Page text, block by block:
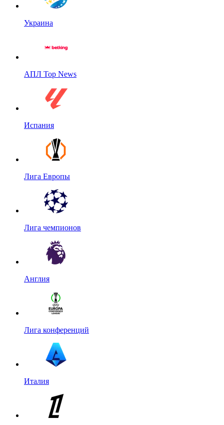
Украина
АПЛ Top News
Испания
Лига Европы
Лига чемпионов
Англия
Лига конференций
Италия